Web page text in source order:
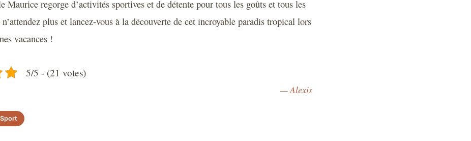
Maurice regorge d’activités sportives et de détente pour tous les goûts et tous les
plus et lancez-vous à la découverte de cet incroyable paradis tropical lors
vacances !
5/5 - (21 votes)
— Alexis
Sport